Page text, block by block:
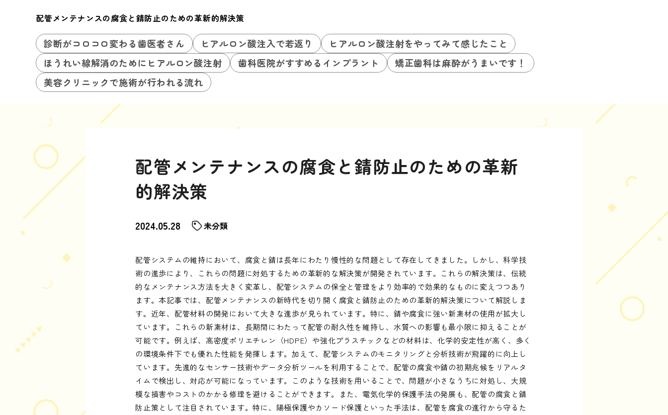
配管メンテナンスの腐食と錆防止のための革新的解決策
診断がコロコロ変わる歯医者さん ヒアルロン酸注入で若返り
ヒアルロン酸注射をやってみて感じたこと
ほうれい線解消のためにヒアルロン酸注射
歯科医院がすすめるインプラント
矯正歯科は麻酔がうまいです！
美容クリニックで施術が行われる流れ
配管メンテナンスの腐食と錆防止のための革新
的解決策
2024.05.28 未分類
配管システムの維持において、腐食と錆は長年にわたり慢性的な問題として存在してきました。しかし、科学技
術の進歩により、これらの問題に対処するための革新的な解決策が開発されています。これらの解決策は、伝統
的なメンテナンス方法を大きく変革し、配管システムの保全と管理をより効率的で効果的なものに変えつつあり
ます。本記事では、配管メンテナンスの新時代を切り開く腐食と錆防止のための革新的解決策について解説しま
す。近年、配管材料の開発において大きな進歩が見られています。特に、錆や腐食に強い新素材の使用が拡大し
ています。これらの新素材は、長期間にわたって配管の耐久性を維持し、水質への影響も最小限に抑えることが
可能です。例えば、高密度ポリエチレン（HDPE）や強化プラスチックなどの材料は、化学的安定性が高く、多く
の環境条件下でも優れた性能を発揮します。加えて、配管システムのモニタリングと分析技術が飛躍的に向上し
ています。先進的なセンサー技術やデータ分析ツールを利用することで、配管の腐食や錆の初期兆候をリアルタ
イムで検出し、対応が可能になっています。このような技術を用いることで、問題が小さなうちに対処し、大規
模な損害やコストのかかる修理を避けることができます。また、電気化学的保護手法の発展も、配管の腐食と錆
防止策として注目されています。特に、陽極保護やカソード保護といった手法は、配管を腐食の進行から守るた